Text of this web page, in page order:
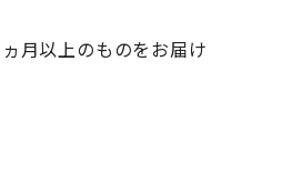
月以上のものをお届け